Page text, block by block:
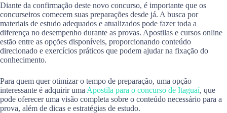
Diante da confirmação deste novo concurso, é importante que os
concurseiros comecem suas preparações desde já. A busca por
materiais de estudo adequados e atualizados pode fazer toda a
diferença no desempenho durante as provas. Apostilas e cursos online
estão entre as opções disponíveis, proporcionando conteúdo
direcionado e exercícios práticos que podem ajudar na fixação do
conhecimento.
Para quem quer otimizar o tempo de preparação, uma opção
interessante é adquirir uma Apostila para o concurso de Itaguaí, que
pode oferecer uma visão completa sobre o conteúdo necessário para a
prova, além de dicas e estratégias de estudo.